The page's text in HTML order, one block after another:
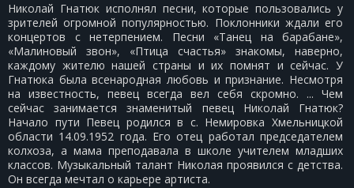
Николай Гнатюк исполнял песни, которые пользовались у
зрителей огромной популярностью. Поклонники ждали его
концертов с нетерпением. Песни «Танец на барабане»,
«Малиновый звон», «Птица счастья» знакомы, наверно,
каждому жителю нашей страны и их помнят и сейчас. У
Гнатюка была всенародная любовь и признание. Несмотря
на известность, певец всегда вел себя скромно. ... Чем
сейчас занимается знаменитый певец Николай Гнатюк?
Начало пути Певец родился в с. Немировка Хмельницкой
области 14.09.1952 года. Его отец работал председателем
колхоза, а мама преподавала в школе учителем младших
классов. Музыкальный талант Николая проявился с детства.
Он всегда мечтал о карьере артиста.